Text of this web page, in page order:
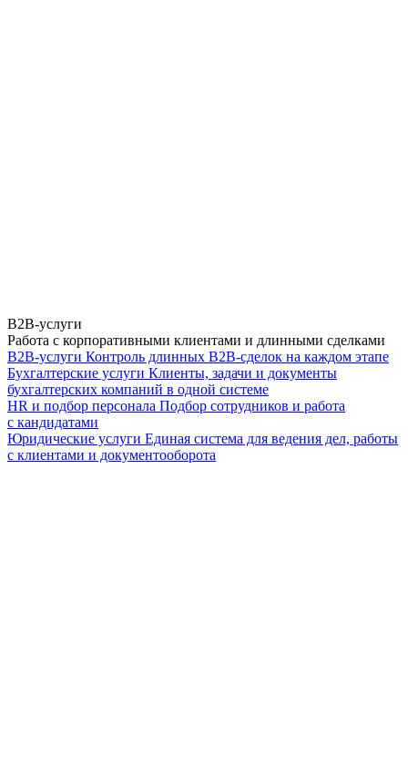
B2B-услуги
Работа с корпоративными клиентами и длинными сделками
B2B-услуги Контроль длинных B2B-сделок на каждом этапе
Бухгалтерские услуги Клиенты, задачи и документы
бухгалтерских компаний в одной системе
HR и подбор персонала Подбор сотрудников и работа
с кандидатами
Юридические услуги Единая система для ведения дел, работы
с клиентами и документооборота